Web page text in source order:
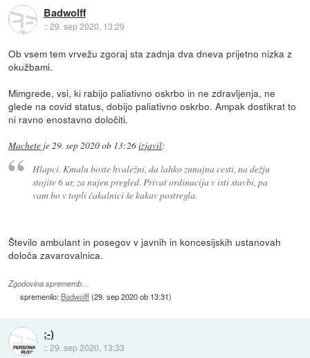
Badwolff
::29. sep 2020, 13:29
Ob vsem tem vrvežu zgoraj sta zadnja dva dneva prijetno nizka z
okužbami.
Mimgrede, vsi, ki rabijo paliativno oskrbo in ne zdravljenja, ne
glede na covid status, dobijo paliativno oskrbo. Ampak dostikrat to
ni ravno enostavno določiti.
Machete je29. sep 2020 ob 13:26izjavil:
Hlapci. Kmalu boste hvaležni, da lahko zunajna cesti, na dežju
stojite 6 ur, za nujen pregled. Privat ordinacija v isti stavbi, pa
vam bo v topli čakalnici še kakav postregla.
Število ambulant in posegov v javnih in koncesijskih ustanovah
določa zavarovalnica.
Zgodovina sprememb…
spremenilo: Badwolff(29. sep 2020 ob 13:31)
;-)
::29. sep 2020, 13:33